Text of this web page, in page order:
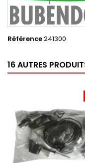
Référence241300
16 AUTRES